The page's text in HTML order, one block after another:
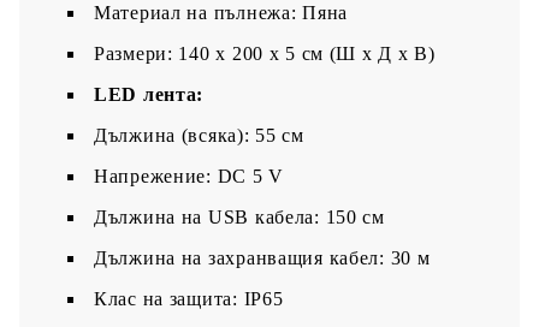
Материал на пълнежа: Пяна
Размери: 140 x 200 x 5 см (Ш x Д x В)
LED лента:
Дължина (всяка): 55 см
Напрежение: DC 5 V
Дължина на USB кабела: 150 см
Дължина на захранващия кабел: 30 м
Клас на защита: IP65